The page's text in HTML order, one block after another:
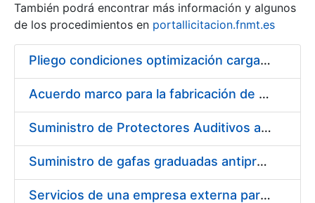
Show/Hide
También podrá encontrar más información y algunos
de los procedimientos en portallicitacion.fnmt.es
Pliego condiciones optimización cargas compras firmado
Acuerdo marco para la fabricación de piezas
Suministro de Protectores Auditivos a medida para las personas trabajadoras de los Centros de Trabajo de Madrid y Burgos
Suministro de gafas graduadas antiproyecciones para los trabajadores de la FNMT-RCM en los centros de trabajo de Madrid y Burgos
Servicios de una empresa externa para el asesoramiento y resolución de los recursos de alzada que se presentan relacionados con procesos de selección para la FNMT-RCM